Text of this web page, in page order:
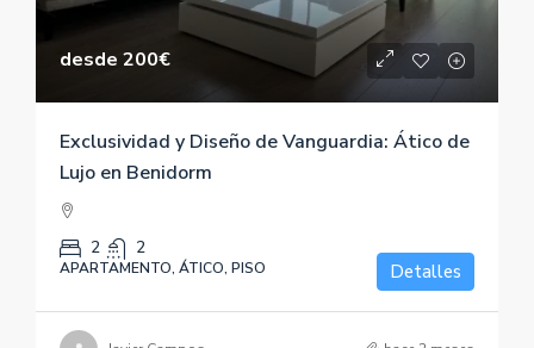
desde 200€
Exclusividad y Diseño de Vanguardia: Ático de
Lujo en Benidorm
2 2
APARTAMENTO, ÁTICO, PISO Detalles